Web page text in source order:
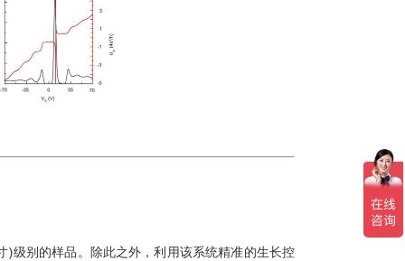
)级别的样品。除此之外，利用该系统精准的生长控